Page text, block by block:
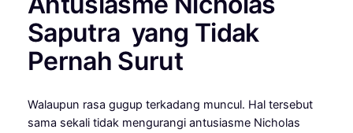
Saputra yang Tidak
Pernah Surut
Walaupun rasa gugup terkadang muncul. Hal tersebut
sama sekali tidak mengurangi antusiasme Nicholas